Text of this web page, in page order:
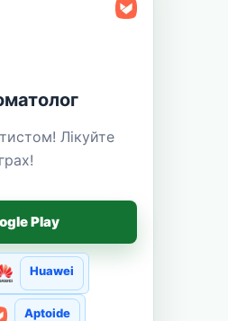
Лікуйте
Play
Huawei
Aptoide